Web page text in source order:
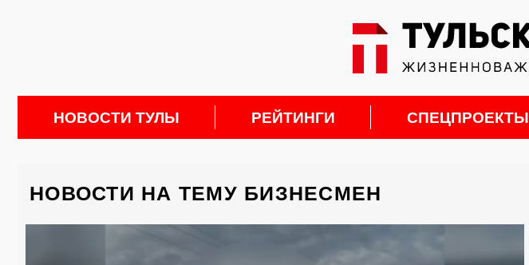
НОВОСТИ ТУЛЫ РЕЙТИНГИ СПЕЦПРОЕКТЫ
НОВОСТИ НА ТЕМУ БИЗНЕСМЕН